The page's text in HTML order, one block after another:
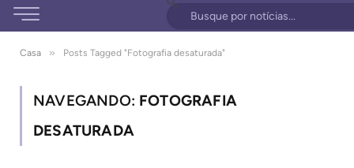
Casa » Posts Tagged "Fotografia desaturada"
NAVEGANDO: FOTOGRAFIA
DESATURADA